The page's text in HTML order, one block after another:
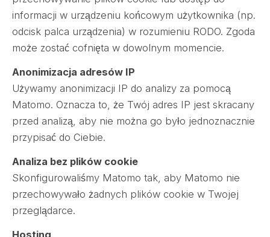
informacji w urządzeniu końcowym użytkownika (np.
odcisk palca urządzenia) w rozumieniu RODO. Zgoda
może zostać cofnięta w dowolnym momencie.
Anonimizacja adresów IP
Używamy anonimizacji IP do analizy za pomocą
Matomo. Oznacza to, że Twój adres IP jest skracany
przed analizą, aby nie można go było jednoznacznie
przypisać do Ciebie.
Analiza bez plików cookie
Skonfigurowaliśmy Matomo tak, aby Matomo nie
przechowywało żadnych plików cookie w Twojej
przeglądarce.